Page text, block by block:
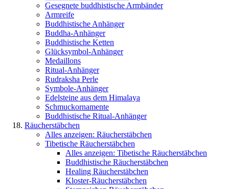
Gesegnete buddhistische Armbänder
Armreife
Buddhistische Anhänger
Buddha-Anhänger
Buddhistische Ketten
Glücksymbol-Anhänger
Medaillons
Ritual-Anhänger
Rudraksha Perle
Symbole-Anhänger
Edelsteine aus dem Himalaya
Schmuckornamente
Buddhistische Ritual-Anhänger
Räucherstäbchen
Alles anzeigen: Räucherstäbchen
Tibetische Räucherstäbchen
Alles anzeigen: Tibetische Räucherstäbchen
Buddhistische Räucherstäbchen
Healing Räucherstäbchen
Kloster-Räucherstäbchen